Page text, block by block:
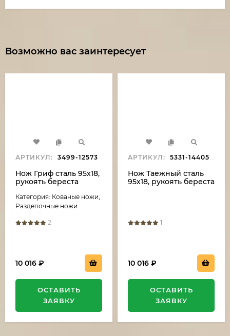
Возможно вас заинтересует
АРТИКУЛ: 3499-12573
Нож Гриф сталь 95х18,
рукоять береста
Категория: Кованые ножи,
Разделочные ножи
2
10 016 ₽
ОСТАВИТЬ
ЗАЯВКУ
АРТИКУЛ: 5331-14405
Нож Таежный сталь
95х18, рукоять береста
1
10 016 ₽
ОСТАВИТЬ
ЗАЯВКУ